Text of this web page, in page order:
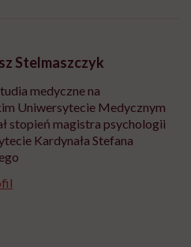
Stelmaszczyk
medyczne na
Uniwersytecie Medycznym
stopień magistra psychologii
Kardynała Stefana